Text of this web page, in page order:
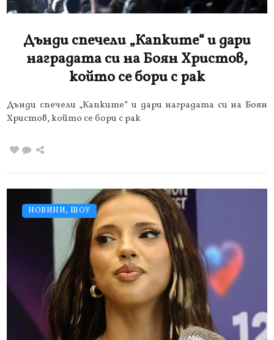
Дънди спечели „Капките“ и дари
наградата си на Боян Христов,
който се бори с рак
Дънди спечели „Капките“ и дари наградата си на Боян
Христов, който се бори с рак
НОВИНИ, ШОУ